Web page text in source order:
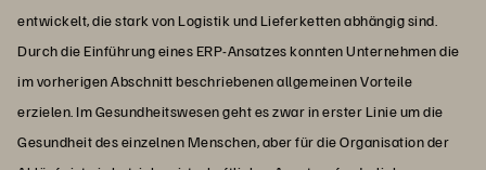
entwickelt, die stark von Logistik und Lieferketten abhängig sind.
Durch die Einführung eines ERP-Ansatzes konnten Unternehmen die
im vorherigen Abschnitt beschriebenen allgemeinen Vorteile
erzielen. Im Gesundheitswesen geht es zwar in erster Linie um die
Gesundheit des einzelnen Menschen, aber für die Organisation der